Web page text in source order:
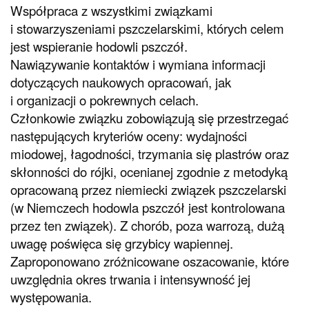
Współpraca z wszystkimi związkami
i stowarzyszeniami pszczelarskimi, których celem
jest wspieranie hodowli pszczół.
Nawiązywanie kontaktów i wymiana informacji
dotyczących naukowych opracowań, jak
i organizacji o pokrewnych celach.
Członkowie związku zobowiązują się przestrzegać
następujących kryteriów oceny: wydajności
miodowej, łagodności, trzymania się plastrów oraz
skłonności do rójki, ocenianej zgodnie z metodyką
opracowaną przez niemiecki związek pszczelarski
(w Niemczech hodowla pszczół jest kontrolowana
przez ten związek). Z chorób, poza warrozą, dużą
uwagę poświęca się grzybicy wapiennej.
Zaproponowano zróżnicowane oszacowanie, które
uwzględnia okres trwania i intensywność jej
występowania.